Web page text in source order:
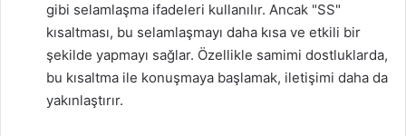
gibi selamlaşma ifadeleri kullanılır. Ancak "SS"
kısaltması, bu selamlaşmayı daha kısa ve etkili bir
şekilde yapmayı sağlar. Özellikle samimi dostluklarda,
bu kısaltma ile konuşmaya başlamak, iletişimi daha da
yakınlaştırır.